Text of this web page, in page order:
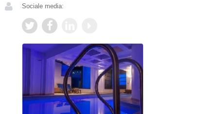
Sociale media: